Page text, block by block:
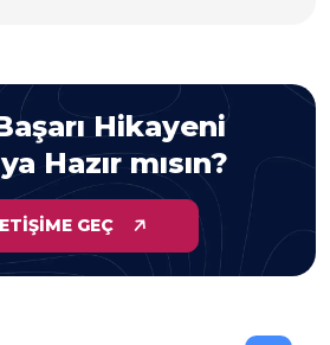
Hikayeni
Hazır mısın?
GEÇ